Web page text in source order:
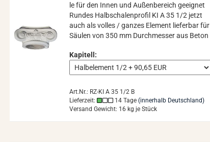
le für den Innen und Au­ßen­be­reich ge­eig­net
Run­des Halb­scha­len­pro­fil KI A 35 1/2 jetzt
auch als vol­les / gan­zes Ele­ment lie­fer­bar für
Säu­len von 350 mm Durch­mes­ser aus Beton
Kapitell:
Art.Nr.: RZ-KI A 35 1/2 B
Lieferzeit:
14 Tage (innerhalb Deutschland)
Versand Gewicht: 16 kg je Stück